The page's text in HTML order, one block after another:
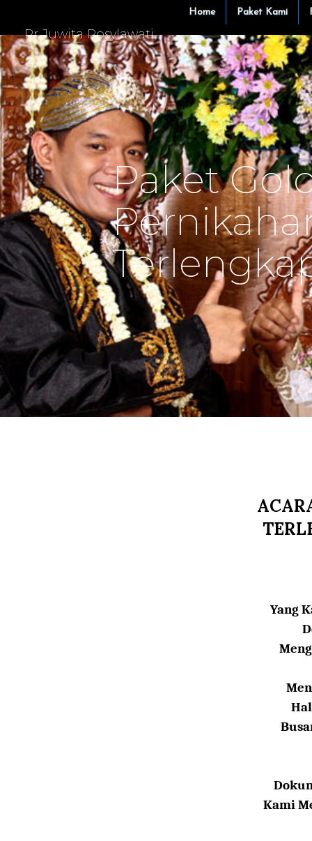
Rr Juwita Rosylawati
Home Paket Kami
Paket
Yang
Kami